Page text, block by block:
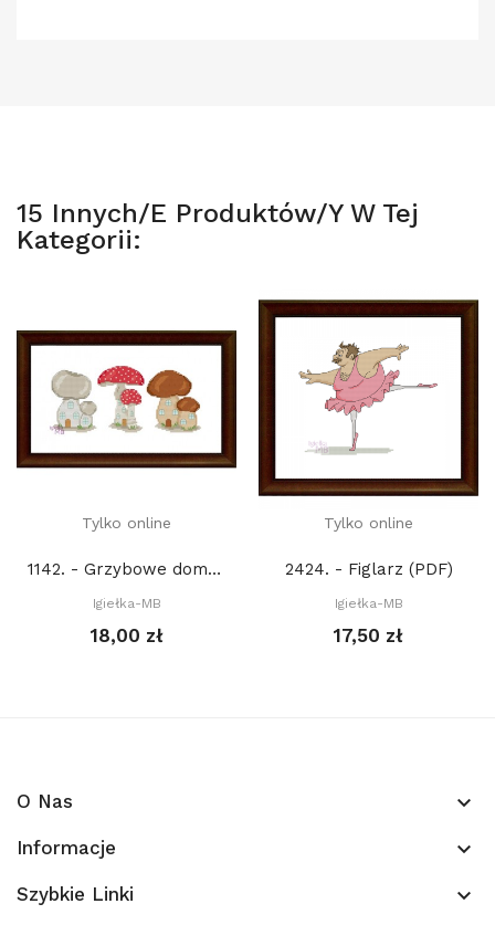
15 Innych/e Produktów/y W Tej
Kategorii:
Tylko online
1142. - Grzybowe domki (PDF)
Igiełka-MB
18,00 zł
Tylko online
2424. - Figlarz (PDF)
Igiełka-MB
17,50 zł
O Nas keyboard_arrow_down
Informacje keyboard_arrow_down
Szybkie Linki keyboard_arrow_down